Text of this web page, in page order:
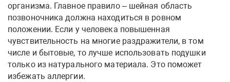
организма. Главное правило – шейная область
позвоночника должна находиться в ровном
положении. Если у человека повышенная
чувствительность на многие раздражители, в том
числе и бытовые, то лучше использовать подушки
только из натурального материала. Это поможет
избежать аллергии.